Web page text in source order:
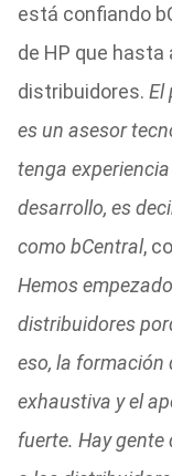
está confiando
de HP que
distribuidores. El
es un asesor
tenga
desarrollo, es
como bCentral,
Hemos
distribuidores
eso, la formación
exhaustiva y el
fuerte. Hay gente